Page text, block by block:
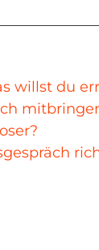
willst du